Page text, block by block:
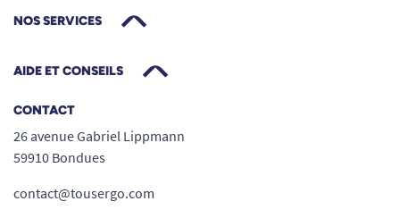
NOS SERVICES
AIDE ET CONSEILS
CONTACT
26 avenue Gabriel Lippmann
59910 Bondues
contact@tousergo.com